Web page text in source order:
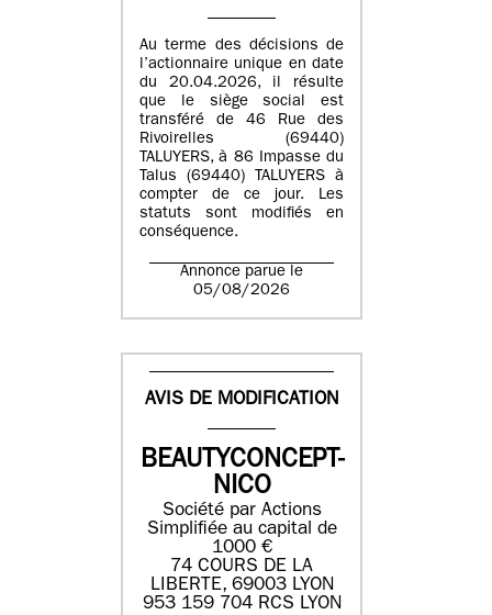
Au terme des décisions de
l’actionnaire unique en date
du 20.04.2026, il résulte
que le siège social est
transféré de 46 Rue des
Rivoirelles (69440)
TALUYERS, à 86 Impasse du
Talus (69440) TALUYERS à
compter de ce jour. Les
statuts sont modifiés en
conséquence.
Annonce parue le
05/08/2026
AVIS DE MODIFICATION
BEAUTYCONCEPT-
NICO
Société par Actions
Simplifiée au capital de
1000 €
74 COURS DE LA
LIBERTE, 69003 LYON
953 159 704 RCS LYON